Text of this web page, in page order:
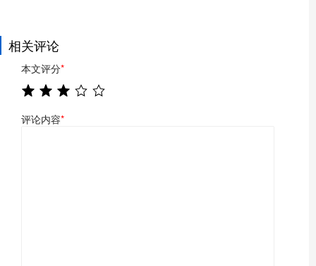
相关评论
本文评分*
评论内容*